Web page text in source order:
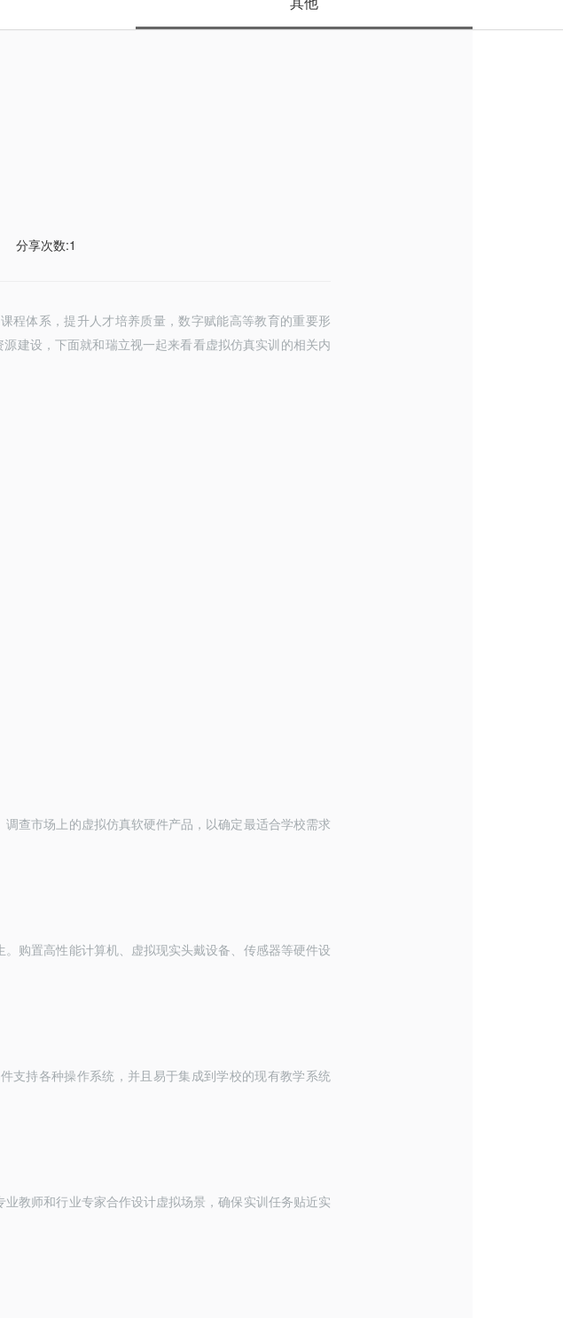
分享次数:1
程体系，提升人才培养质量，数字赋能高等教育的重要形
建设，下面就和瑞立视一起来看看 虚拟仿真实训 的相关内
查市场上的虚拟仿真软硬件产品，以确定最适合学校需求
购置高性能计算机、虚拟现实头戴设备、传感器等硬件设
支持各种操作系统，并且易于集成到学校的现有教学系统
教师和行业专家合作设计虚拟场景，确保实训任务贴近实